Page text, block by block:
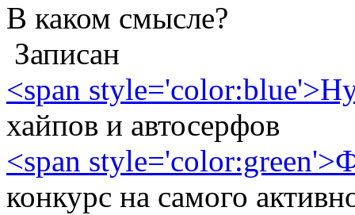
В каком смысле?
Записан
<span
хайпов и автосерфов
<span
конкурс на самого